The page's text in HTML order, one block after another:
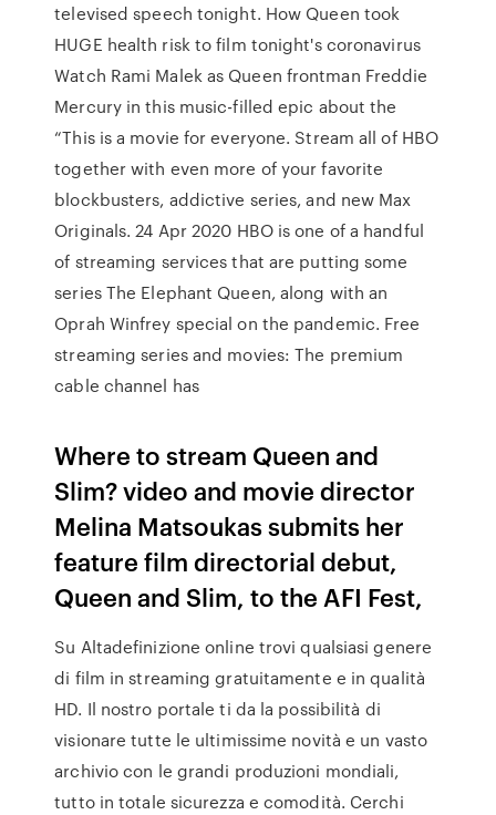
televised speech tonight. How Queen took
HUGE health risk to film tonight's coronavirus
Watch Rami Malek as Queen frontman Freddie
Mercury in this music-filled epic about the
“This is a movie for everyone. Stream all of HBO
together with even more of your favorite
blockbusters, addictive series, and new Max
Originals. 24 Apr 2020 HBO is one of a handful
of streaming services that are putting some
series The Elephant Queen, along with an
Oprah Winfrey special on the pandemic. Free
streaming series and movies: The premium
cable channel has
Where to stream Queen and
Slim? video and movie director
Melina Matsoukas submits her
feature film directorial debut,
Queen and Slim, to the AFI Fest,
Su Altadefinizione online trovi qualsiasi genere
di film in streaming gratuitamente e in qualità
HD. Il nostro portale ti da la possibilità di
visionare tutte le ultimissime novità e un vasto
archivio con le grandi produzioni mondiali,
tutto in totale sicurezza e comodità. Cerchi